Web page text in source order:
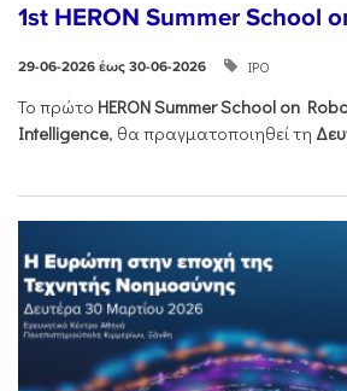
1st HERON Summer School
29-06-2026 έως 30-06-2026 ΙΡΟ
Το πρώτο HERONSummerSchool on
Intelligence, θα πραγματοποιηθεί τη